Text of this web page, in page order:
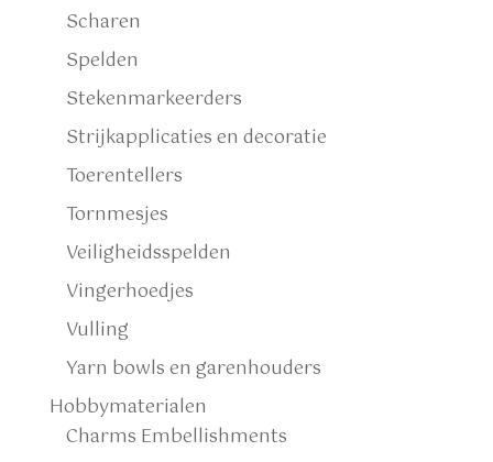
Scharen
Spelden
Stekenmarkeerders
Strijkapplicaties en decoratie
Toerentellers
Tornmesjes
Veiligheidsspelden
Vingerhoedjes
Vulling
Yarn bowls en garenhouders
Hobbymaterialen
Charms Embellishments